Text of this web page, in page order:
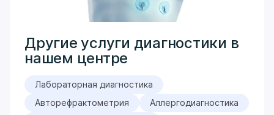
Другие услуги диагностики в
нашем центре
Лабораторная диагностика
Авторефрактометрия
Аллергодиагностика